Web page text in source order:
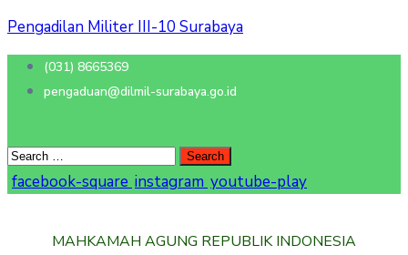
Pengadilan Militer III-10 Surabaya
(031) 8665369
pengaduan@dilmil-surabaya.go.id
facebook-square instagram youtube-play
MAHKAMAH AGUNG REPUBLIK INDONESIA